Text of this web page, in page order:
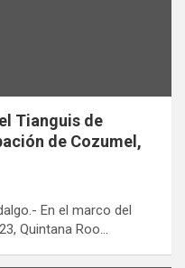
Tianguis de
de Cozumel,
En el marco del
Quintana Roo…